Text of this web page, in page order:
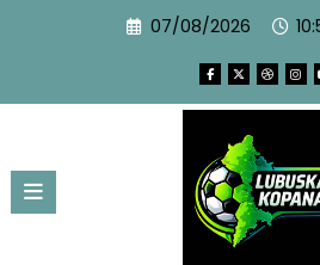
07/08/2026